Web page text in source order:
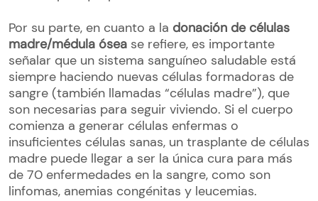
Por su parte, en cuanto a la donación de células
madre/médula ósea se refiere, es importante
señalar que un sistema sanguíneo saludable está
siempre haciendo nuevas células formadoras de
sangre (también llamadas “células madre”), que
son necesarias para seguir viviendo. Si el cuerpo
comienza a generar células enfermas o
insuficientes células sanas, un trasplante de células
madre puede llegar a ser la única cura para más
de 70 enfermedades en la sangre, como son
linfomas, anemias congénitas y leucemias.